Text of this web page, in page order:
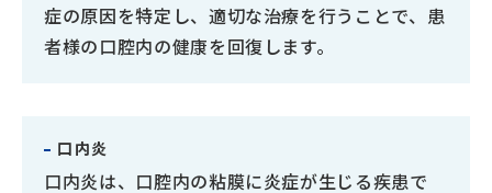
症の原因を特定し、適切な治療を行うことで、患
者様の口腔内の健康を回復します。
口内炎
口内炎は、口腔内の粘膜に炎症が生じる疾患で